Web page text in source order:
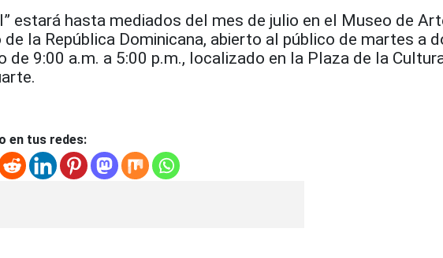
estará hasta mediados del mes de julio en el Museo de
de la República Dominicana, abierto al público de martes a
de 9:00 a.m. a 5:00 p.m., localizado en la Plaza de la
en tus redes: